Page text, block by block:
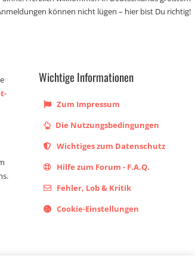
können nicht lügen – hier bist Du richtig!
Wichtige Informationen
Zum Impressum
Die Nutzungsbedingungen
Wichtiges zum Datenschutz
Hilfe zum Forum - F.A.Q.
Fehler, Lob & Kritik
Cookie-Einstellungen